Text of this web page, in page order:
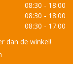
08:30 - 18:00
08:30 - 18:00
08:30 - 17:00
dan de winkel!